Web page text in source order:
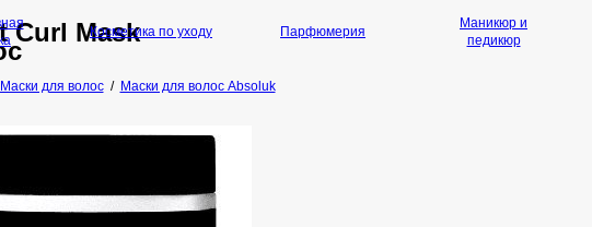
Curl Mask
Маски для волос/ Маски для волос Absoluk
Косметика по уходу Парфюмерия
Маникюр и
педикюр